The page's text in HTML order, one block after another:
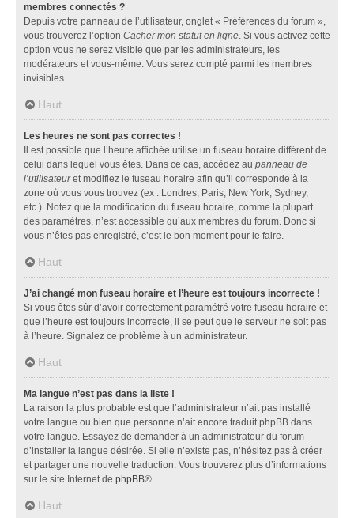
membres connectés ?
Depuis votre panneau de l’utilisateur, onglet « Préférences du forum »,
vous trouverez l’option Cacher mon statut en ligne. Si vous activez cette
option vous ne serez visible que par les administrateurs, les
modérateurs et vous-même. Vous serez compté parmi les membres
invisibles.
Haut
Les heures ne sont pas correctes !
Il est possible que l’heure affichée utilise un fuseau horaire différent de
celui dans lequel vous êtes. Dans ce cas, accédez au panneau de
l’utilisateuret modifiez le fuseau horaire afin qu’il corresponde à la
zone où vous vous trouvez (ex : Londres, Paris, New York, Sydney,
etc.). Notez que la modification du fuseau horaire, comme la plupart
des paramètres, n’est accessible qu’aux membres du forum. Donc si
vous n’êtes pas enregistré, c’est le bon moment pour le faire.
Haut
J’ai changé mon fuseau horaire et l’heure est toujours incorrecte !
Si vous êtes sûr d’avoir correctement paramétré votre fuseau horaire et
que l’heure est toujours incorrecte, il se peut que le serveur ne soit pas
à l’heure. Signalez ce problème à un administrateur.
Haut
Ma langue n’est pas dans la liste !
La raison la plus probable est que l’administrateur n’ait pas installé
votre langue ou bien que personne n’ait encore traduit phpBB dans
votre langue. Essayez de demander à un administrateur du forum
d’installer la langue désirée. Si elle n’existe pas, n’hésitez pas à créer
et partager une nouvelle traduction. Vous trouverez plus d’informations
sur le site Internet de phpBB®.
Haut